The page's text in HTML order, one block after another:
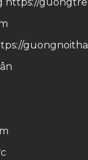
https://